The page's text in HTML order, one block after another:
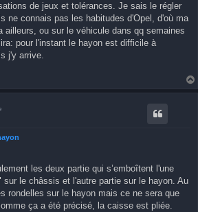
de jeux et tolérances. Je sais le régler
ne connais pas les habitudes d'Opel, d'où ma
ailleurs, ou sur le véhicule dans qq semaines
pour l'instant le hayon est difficile à
j'y arrive.
les deux partie qui s’emboîtent l'une
sur le châssis et l'autre partie sur le hayon. Au
rondelles sur le hayon mais ce ne sera que
ça a été précisé, la caisse est pliée.